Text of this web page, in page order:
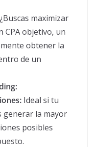
¿Buscas maximizar
CPA objetivo, un
obtener la
de un
Ideal si tu
generar la mayor
posibles